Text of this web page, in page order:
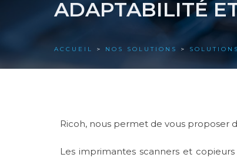
ADAPTABILITÉ
ACCUEIL > NOS SOLUTIONS >
Ricoh, nous permet de vous proposer
Les imprimantes scanners et